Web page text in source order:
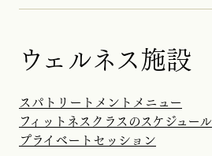
ウェルネス施設
スパトリートメントメニュー
フィットネスクラスのスケジュール
プライベートセッション